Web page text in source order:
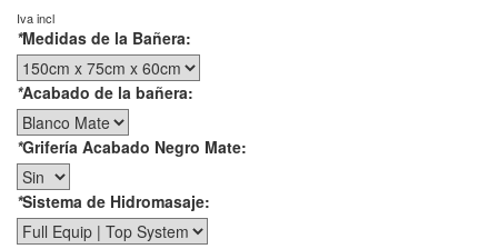
Iva incl
*Medidas de la Bañera:
*Acabado de la bañera:
*Grifería Acabado Negro Mate:
*Sistema de Hidromasaje: